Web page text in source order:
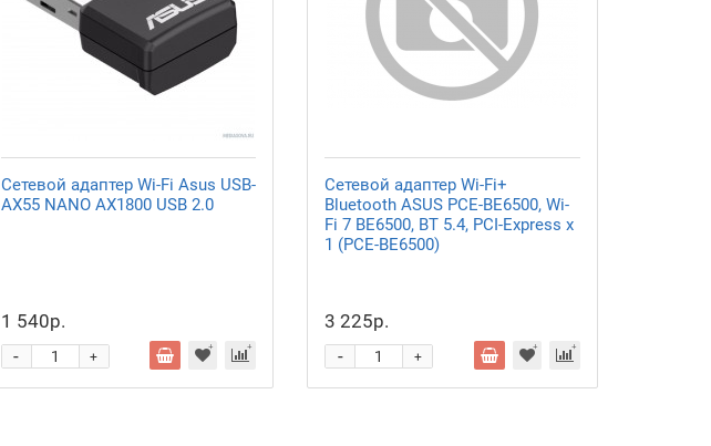
Сетевой адаптер Wi-Fi Asus USB-
AX55 NANO AX1800 USB 2.0
1 540р.
+
-
Сетевой адаптер Wi-Fi+
Bluetooth ASUS PCE-BE6500, Wi-
Fi 7 BE6500, BT 5.4, PCI-Express x
1 (PCE-BE6500)
3 225р.
+
-